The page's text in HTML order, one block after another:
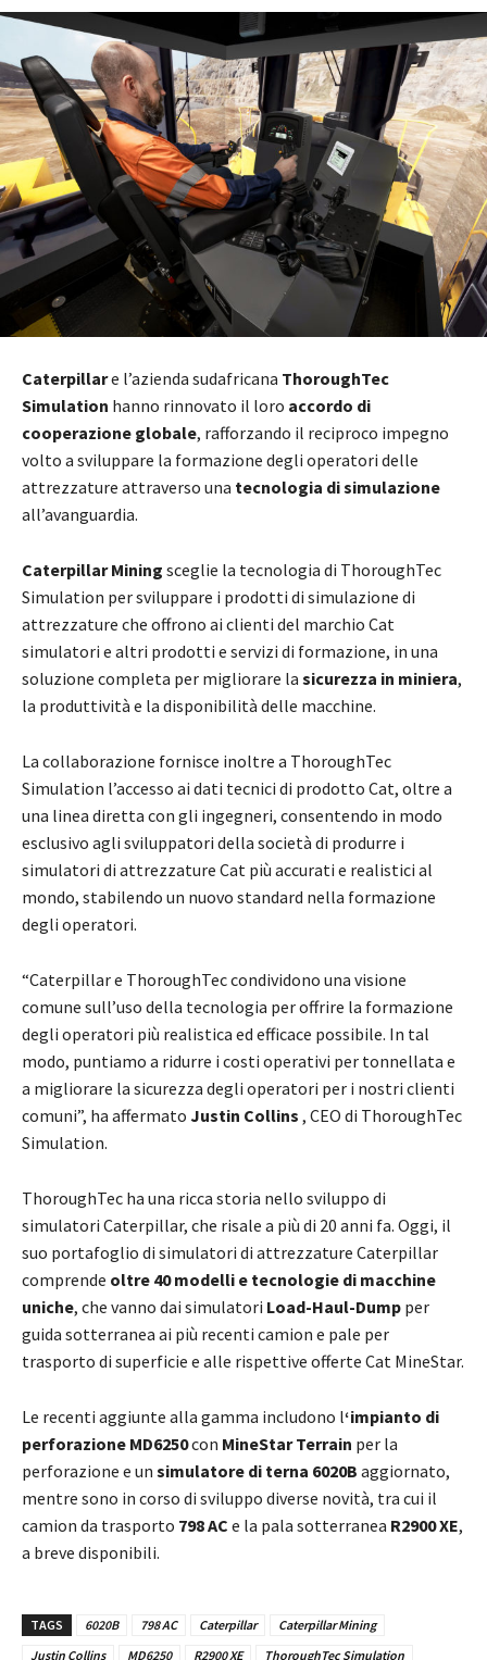
Caterpillare l’azienda sudafricana ThoroughTec
Simulation hanno rinnovato il loro accordo di
cooperazione globale, rafforzando il reciproco impegno
volto a sviluppare la formazione degli operatori delle
attrezzature attraverso una tecnologia di simulazione
all’avanguardia.
Caterpillar Mining sceglie la tecnologia di ThoroughTec
Simulation per sviluppare i prodotti di simulazione di
attrezzature che offrono ai clienti del marchio Cat
simulatori e altri prodotti e servizi di formazione, in una
soluzione completa per migliorare la sicurezza in miniera,
la produttività e la disponibilità delle macchine.
La collaborazione fornisce inoltre a ThoroughTec
Simulation l’accesso ai dati tecnici di prodotto Cat, oltre a
una linea diretta con gli ingegneri, consentendo in modo
esclusivo agli sviluppatori della società di produrre i
simulatori di attrezzature Cat più accurati e realistici al
mondo, stabilendo un nuovo standard nella formazione
degli operatori.
“Caterpillar e ThoroughTec condividono una visione
comune sull’uso della tecnologia per offrire la formazione
degli operatori più realistica ed efficace possibile. In tal
modo, puntiamo a ridurre i costi operativi per tonnellata e
a migliorare la sicurezza degli operatori per i nostri clienti
comuni”, ha affermato Justin Collins , CEO di ThoroughTec
Simulation.
ThoroughTec ha una ricca storia nello sviluppo di
simulatori Caterpillar, che risale a più di 20 anni fa. Oggi, il
suo portafoglio di simulatori di attrezzature Caterpillar
comprende oltre 40 modelli e tecnologie di macchine
uniche, che vanno dai simulatori Load-Haul-Dump per
guida sotterranea ai più recenti camion e pale per
trasporto di superficie e alle rispettive offerte Cat MineStar.
Le recenti aggiunte alla gamma includono l‘impianto di
perforazione MD6250con MineStar Terrain per la
perforazione e un simulatore di terna 6020B aggiornato,
mentre sono in corso di sviluppo diverse novità, tra cui il
camion da trasporto 798 AC e la pala sotterranea R2900 XE,
a breve disponibili.
TAGS 6020B 798 AC Caterpillar
Caterpillar Mining
Justin Collins
MD6250 R2900 XE ThoroughTec Simulation